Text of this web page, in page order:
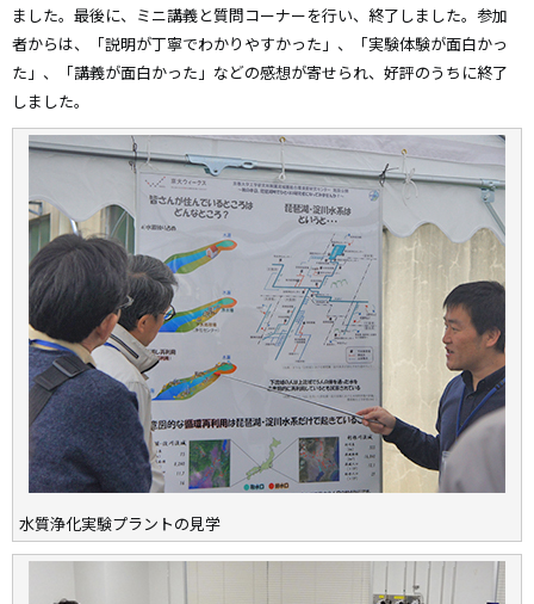
ました。最後に、ミニ講義と質問コーナーを行い、終了しました。参加
者からは、「説明が丁寧でわかりやすかった」、「実験体験が面白かっ
た」、「講義が面白かった」などの感想が寄せられ、好評のうちに終了
しました。
水質浄化実験プラントの見学